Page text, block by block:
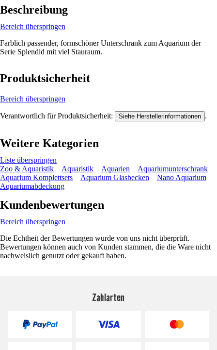
Beschreibung
Bereich überspringen
Farblich passender, formschöner Unterschrank zum Aquarium der
Serie Splendid mit viel Stauraum.
Produktsicherheit
Bereich überspringen
Verantwortlich für Produktsicherheit: Siehe Herstellerinformationen .
Weitere Kategorien
Liste überspringen
Zoo & Aquaristik
Aquaristik Aquarien
Aquariumunterschrank
Aquarium Komplettsets
Aquarium Glasbecken
Nano Aquarium
Aquariumabdeckung
Kundenbewertungen
Bereich überspringen
Die Echtheit der Bewertungen wurde von uns nicht überprüft.
Bewertungen können auch von Kunden stammen, die die Ware nicht
nachweislich genutzt oder gekauft haben.
Zahlarten